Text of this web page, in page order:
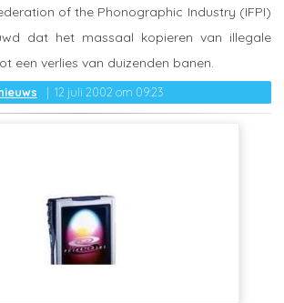
12 juli 2002 om 09:23
of the Phonographic Industry (IFPI)
dat het massaal kopieren van illegale
een verlies van duizenden banen.